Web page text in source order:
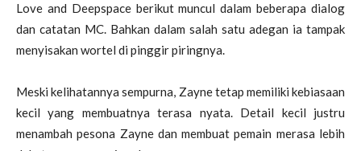
Love and Deepspace berikut muncul dalam beberapa dialog
dan catatan MC. Bahkan dalam salah satu adegan ia tampak
menyisakan wortel di pinggir piringnya.
Meski kelihatannya sempurna, Zayne tetap memiliki kebiasaan
kecil yang membuatnya terasa nyata. Detail kecil justru
menambah pesona Zayne dan membuat pemain merasa lebih